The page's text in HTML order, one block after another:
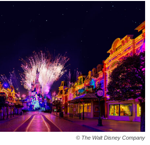
© The Walt Disney Company